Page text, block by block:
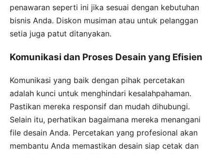
penawaran seperti ini jika sesuai dengan kebutuhan
bisnis Anda. Diskon musiman atau untuk pelanggan
setia juga patut ditanyakan.
Komunikasi dan Proses Desain yang Efisien
Komunikasi yang baik dengan pihak percetakan
adalah kunci untuk menghindari kesalahpahaman.
Pastikan mereka responsif dan mudah dihubungi.
Selain itu, perhatikan bagaimana mereka menangani
file desain Anda. Percetakan yang profesional akan
membantu Anda memastikan desain siap cetak dan